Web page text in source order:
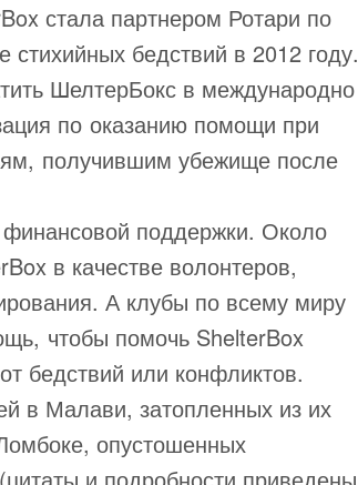
стала партнером Ротари по
бедствий в 2012 году.
ШелтерБокс в международно
по оказанию помощи при
получившим убежище после
поддержки. Около
в качестве волонтеров,
А клубы по всему миру
чтобы помочь ShelterBox
бедствий или конфликтов.
в Малави, затопленных из их
опустошенных